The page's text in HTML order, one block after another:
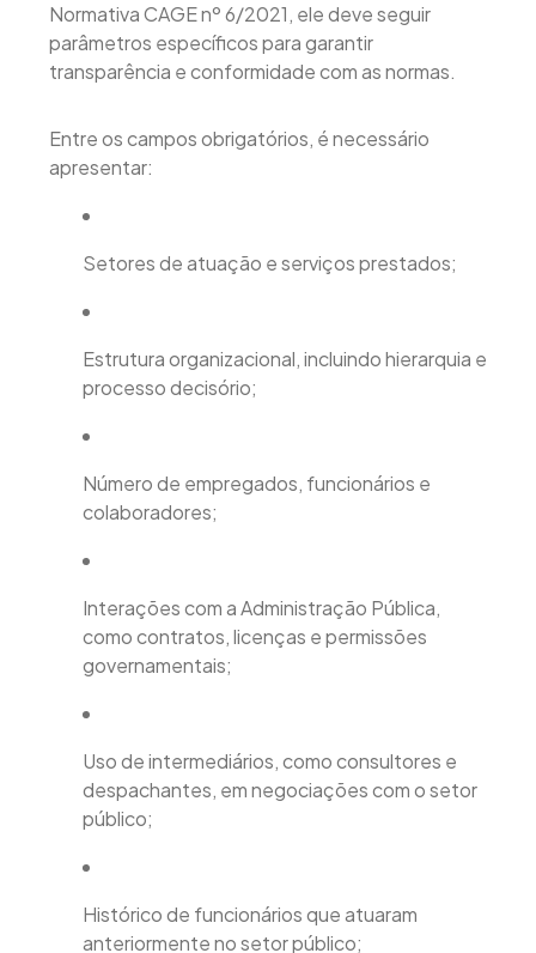
Normativa CAGE nº 6/2021, ele deve seguir
parâmetros específicos para garantir
transparência e conformidade com as normas.
Entre os campos obrigatórios, é necessário
apresentar:
Setores de atuação e serviços prestados;
Estrutura organizacional, incluindo hierarquia e
processo decisório;
Número de empregados, funcionários e
colaboradores;
Interações com a Administração Pública,
como contratos, licenças e permissões
governamentais;
Uso de intermediários, como consultores e
despachantes, em negociações com o setor
público;
Histórico de funcionários que atuaram
anteriormente no setor público;